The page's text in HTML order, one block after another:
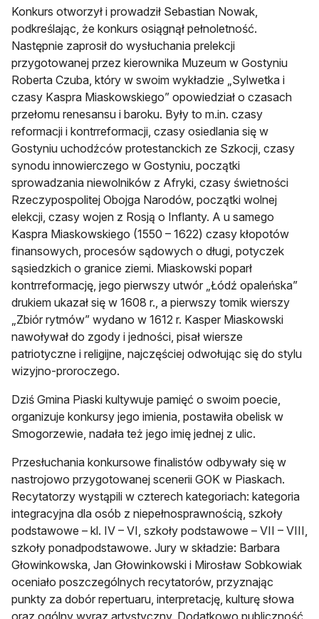
Konkurs otworzył i prowadził Sebastian Nowak,
podkreślając, że konkurs osiągnął pełnoletność.
Następnie zaprosił do wysłuchania prelekcji
przygotowanej przez kierownika Muzeum w Gostyniu
Roberta Czuba, który w swoim wykładzie „Sylwetka i
czasy Kaspra Miaskowskiego” opowiedział o czasach
przełomu renesansu i baroku. Były to m.in. czasy
reformacji i kontrreformacji, czasy osiedlania się w
Gostyniu uchodźców protestanckich ze Szkocji, czasy
synodu innowierczego w Gostyniu, początki
sprowadzania niewolników z Afryki, czasy świetności
Rzeczypospolitej Obojga Narodów, początki wolnej
elekcji, czasy wojen z Rosją o Inflanty. A u samego
Kaspra Miaskowskiego (1550 – 1622) czasy kłopotów
finansowych, procesów sądowych o długi, potyczek
sąsiedzkich o granice ziemi. Miaskowski poparł
kontrreformację, jego pierwszy utwór „Łódź opaleńska”
drukiem ukazał się w 1608 r., a pierwszy tomik wierszy
„Zbiór rytmów” wydano w 1612 r. Kasper Miaskowski
nawoływał do zgody i jedności, pisał wiersze
patriotyczne i religijne, najczęściej odwołując się do stylu
wizyjno-proroczego.
Dziś Gmina Piaski kultywuje pamięć o swoim poecie,
organizuje konkursy jego imienia, postawiła obelisk w
Smogorzewie, nadała też jego imię jednej z ulic.
Przesłuchania konkursowe finalistów odbywały się w
nastrojowo przygotowanej scenerii GOK w Piaskach.
Recytatorzy wystąpili w czterech kategoriach: kategoria
integracyjna dla osób z niepełnosprawnością, szkoły
podstawowe – kl. IV – VI, szkoły podstawowe – VII – VIII,
szkoły ponadpodstawowe. Jury w składzie: Barbara
Głowinkowska, Jan Głowinkowski i Mirosław Sobkowiak
oceniało poszczególnych recytatorów, przyznając
punkty za dobór repertuaru, interpretację, kulturę słowa